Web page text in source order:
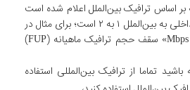
اساس ترافیک بین‌الملل اعلام شده است
که نسبت مصرف ترافیک داخلی به بین‌الملل ۱ به ۲ است؛ برای مثال در
سرویس «سرعت ثابت Mbps ۱۶» سقف حجم ترافیک ماهیانه (FUP)
تماما از ترافیک بین‌المللی استفاده